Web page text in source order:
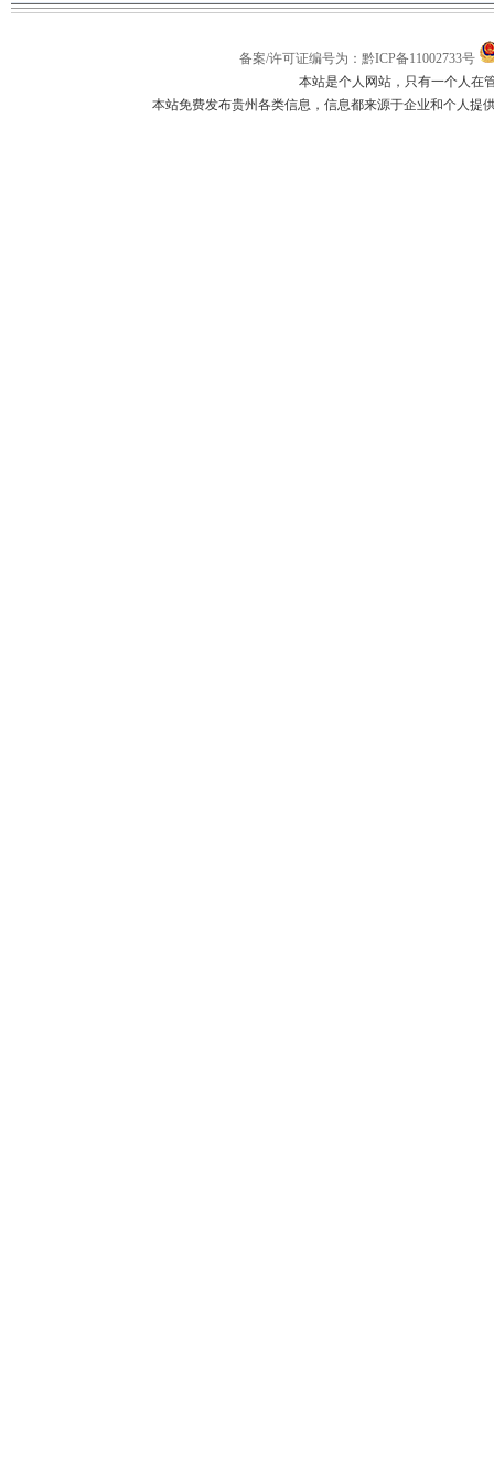
备案/许可证编号为：黔ICP备11002733号
本站是个人网站，只有一个人在
本站免费发布贵州各类信息，信息都来源于企业和个人提